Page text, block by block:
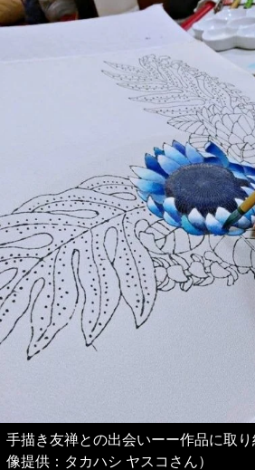
手描き友禅との出会いーー作品に取
像提供：タカハシ ヤスコさん）